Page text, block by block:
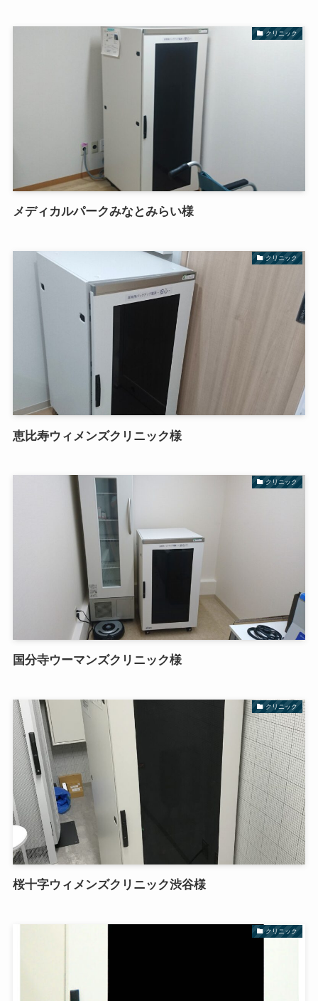
クリニック
メディカルパークみなとみらい様
クリニック
恵比寿ウィメンズクリニック様
クリニック
国分寺ウーマンズクリニック様
クリニック
桜十字ウィメンズクリニック渋谷様
クリニック